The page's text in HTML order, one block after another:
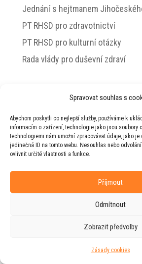
Spravovat souhlas s
Abychom poskytli co nejlepší služby, používáme k
informacím o zařízení, technologie jako jsou soubory
technologiemi nám umožní zpracovávat údaje, jako
jedinečná ID na tomto webu. Nesouhlas nebo
ovlivnit určité vlastnosti a funkce.
Příjmout
Odmítnout
Zobrazit předvolby
Zásady cookies
Jednání s hejtmanem
PT RHSD pro zdravotnictví
PT RHSD pro kulturní otázky
Rada vlády pro duševní zdraví
Horeckého
Web vytvořila firmaRUDIve
agenturou